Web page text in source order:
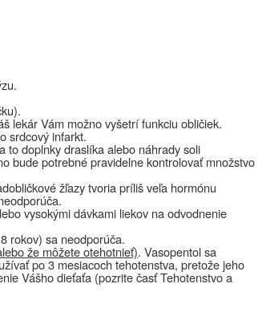
lekár Vám možno vyšetrí funkciu obličiek.
srdcový infarkt.
to doplnky draslíka alebo náhrady soli
bude potrebné pravidelne kontrolovať množstvo
žľazy tvoria príliš veľa hormónu
vysokými dávkami liekov na odvodnenie
rokov) sa neodporúča.
že môžete otehotnieť). Vasopentol sa
po 3 mesiacoch tehotenstva, pretože jeho
Vášho dieťaťa (pozrite časť Tehotenstvo a